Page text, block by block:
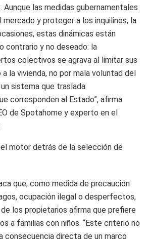
Aunque las medidas gubernamentales
mercado y proteger a los inquilinos, la
estas dinámicas están
contrario y no deseado: la
colectivos se agrava al limitar sus
la vivienda, no por mala voluntad del
sistema que traslada
corresponden al Estado”, afirma
de Spotahome y experto en el
el motor detrás de la selección de
que, como medida de precaución
ocupación ilegal o desperfectos,
los propietarios afirma que prefiere
a familias con niños. “Este criterio no
consecuencia directa de un marco